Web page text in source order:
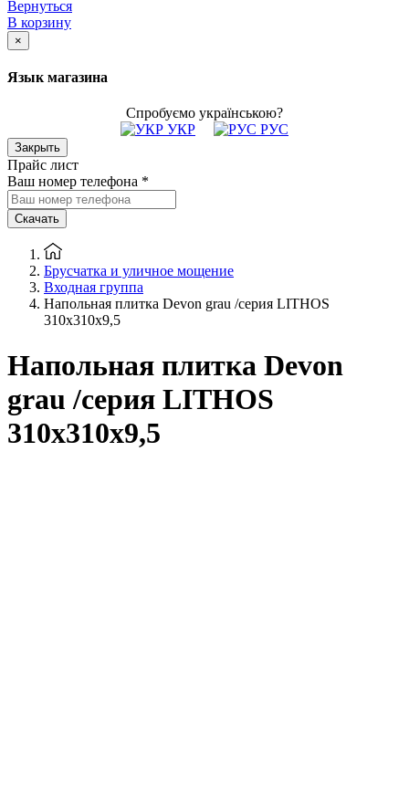
Вернуться
В корзину
×
Язык магазина
Спробуємо українською?
УКР
РУС
Закрыть
Прайс лист
Ваш номер телефона *
Скачать
Брусчатка и уличное мощение
Входная группа
Напольная плитка Devon grau /серия LITHOS
310х310х9,5
Напольная плитка Devon
grau /серия LITHOS
310х310х9,5